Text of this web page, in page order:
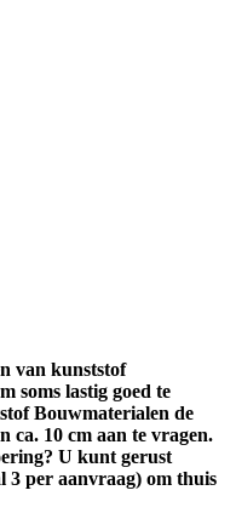
van kunststof
soms lastig goed te
Bouwmaterialen de
ca. 10 cm aan te vragen.
U kunt gerust
3 per aanvraag) om thuis